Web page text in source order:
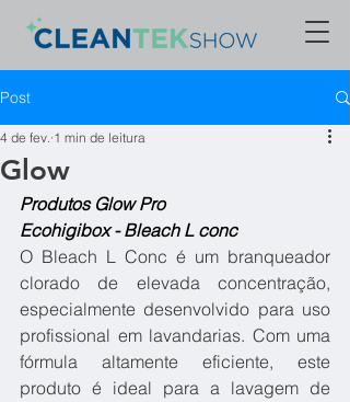
Post
Glow
4 de fev. 1 min de leitura
Produtos Glow Pro
Ecohigibox - Bleach L conc
O Bleach L Conc é um branqueador
clorado de elevada concentração,
especialmente desenvolvido para uso
profissional em lavandarias. Com uma
fórmula altamente eficiente, este
produto é ideal para a lavagem de